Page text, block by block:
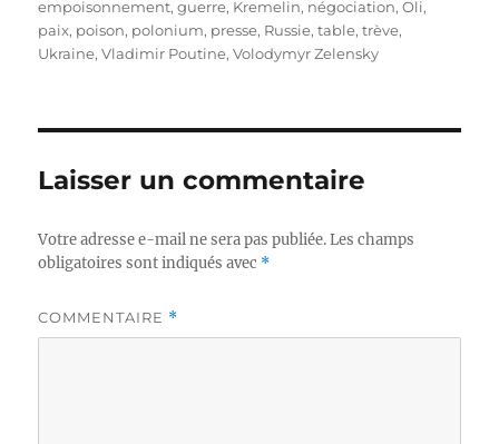
empoisonnement,guerre, Kremelin, négociation,Oli,
paix, poison, polonium, presse, Russie,table,trève,
Ukraine,Vladimir Poutine,Volodymyr Zelensky
Laisser un commentaire
Votre adresse e-mail ne sera pas publiée. Les champs
obligatoires sont indiqués avec *
COMMENTAIRE *